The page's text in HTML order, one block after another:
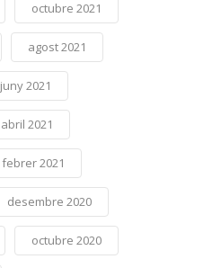
octubre 2021
agost 2021
juny 2021
abril 2021
febrer 2021
desembre 2020
octubre 2020